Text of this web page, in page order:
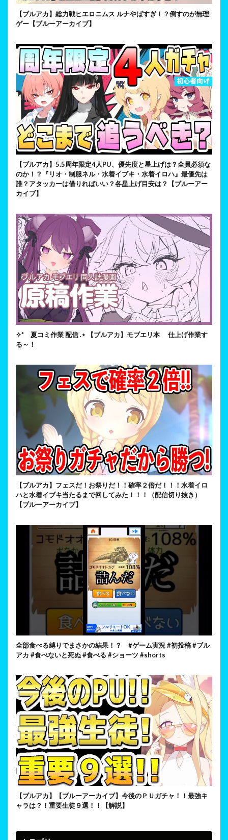
【ブルアカ】総力戦ヒエロニムス ルナやばすぎ！？倒すのが無理
ゲー【ブルーアーカイブ】
【ブルアカ】5.5周年限定4人PU、優先度と星上げは？全員必須な
のか！？『リオ・制服ネル・水着イブキ・水着イロハ』最優先は
誰？アタッカーは借りればいい？各星上げ目安は？【ブルーアー
カイブ】
✧* 夏コミ作業 配信 .⋆ 【ブルアカ】モブエリ本 仕上げ作業す
る～！
【ブルアカ】フェスだ！お祭りだ！！確率２倍だ！！！水着イロ
ハと水着イブキ当たるまで回してみた！！！（配信切り抜き）
【ブルーアーカイブ】
全部食べる縛りでまさかの結果！？ #ゲーム実況 #初投稿 #ブル
アカ #食べないと死ぬ #食べる #ショーツ #shorts
【ブルアカ】【ブルーアーカイブ】今後のＰＵガチャ！！最強キ
ャラは？！重要生徒９選！！【解説】